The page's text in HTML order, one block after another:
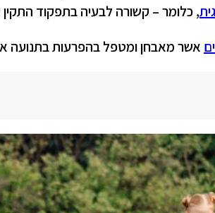
, כלומר – קשורה לבעיה בתפקוד
אשר מאבחן ומטפל בהפרעות בתנועה